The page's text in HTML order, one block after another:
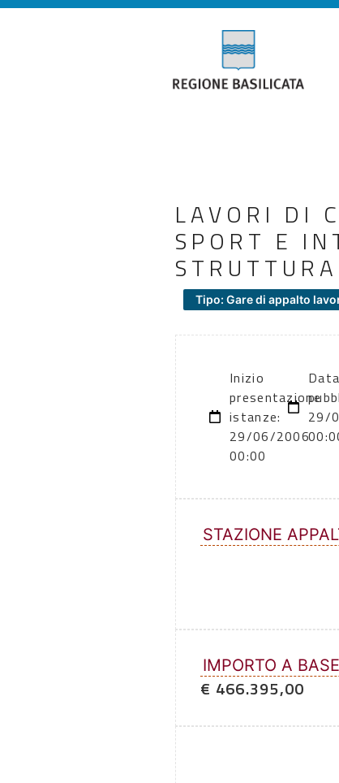
LAVORI DI
SPORT E
Tipo: Gare di appalto
Inizio
presentazione
istanze:
29/06/2006
00:00
29/
STAZIONE
IMPORTO A
€ 466.395,00